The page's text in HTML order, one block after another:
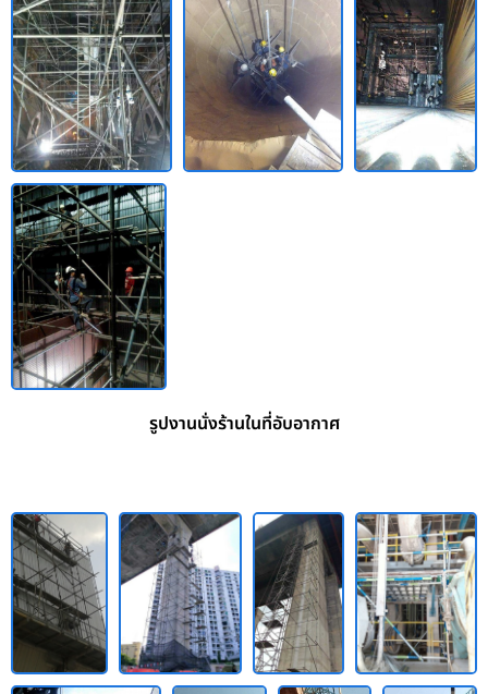
รูปงานนั่งร้านในที่อับอากาศ